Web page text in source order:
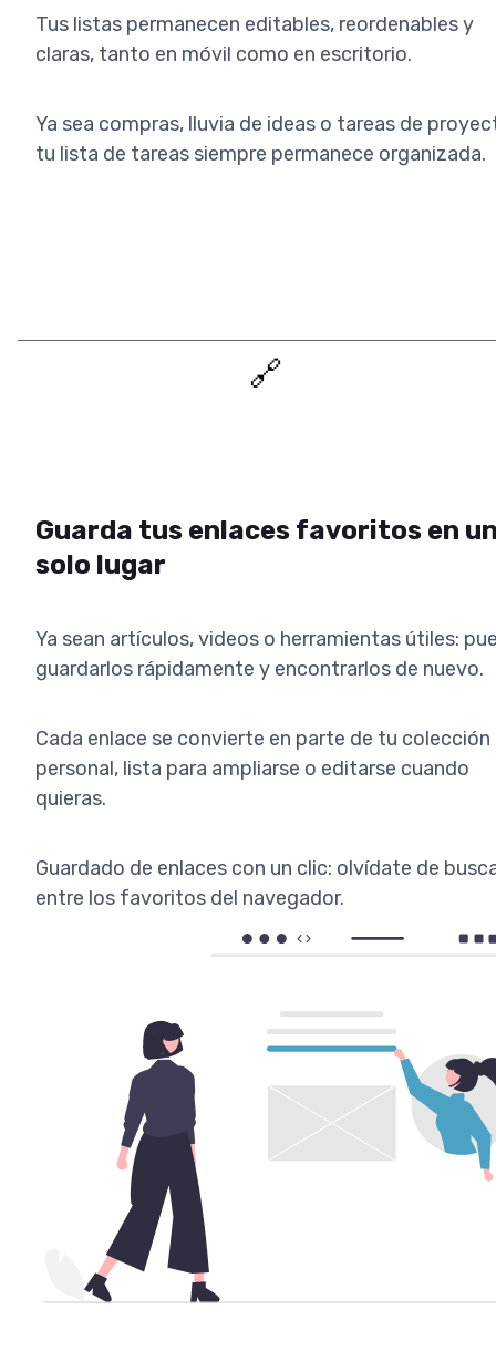
Tus listas permanecen editables, reordenables y
claras, tanto en móvil como en escritorio.
Ya sea compras, lluvia de ideas o tareas de
tu lista de tareas siempre permanece organizada.
🔗
Guarda tus enlaces favoritos en
solo lugar
Ya sean artículos, videos o herramientas útiles:
guardarlos rápidamente y encontrarlos de nuevo.
Cada enlace se convierte en parte de tu colección
personal, lista para ampliarse o editarse cuando
quieras.
Guardado de enlaces con un clic: olvídate de
entre los favoritos del navegador.